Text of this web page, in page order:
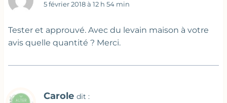
5 février 2018 à 12 h 54 min
Tester et approuvé. Avec du levain maison à votre
avis quelle quantité ? Merci.
Carole dit :